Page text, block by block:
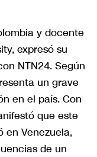
y docente
expresó su
NTN24. Según
un grave
en el país. Con
que este
en Venezuela,
de un